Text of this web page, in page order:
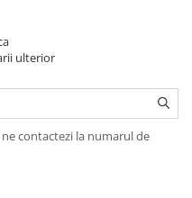
ulterior
contactezi la numarul de